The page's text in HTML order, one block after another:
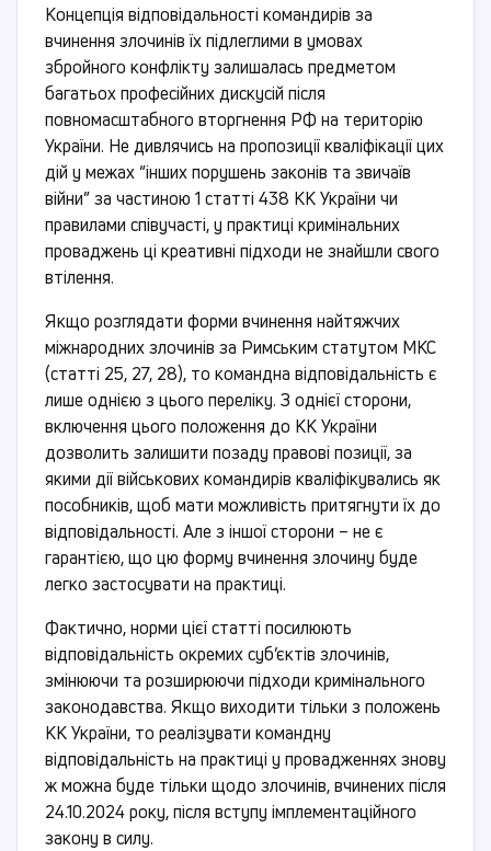
Концепція відповідальності командирів за
вчинення злочинів їх підлеглими в умовах
збройного конфлікту залишалась предметом
багатьох професійних дискусій після
повномасштабного вторгнення РФ на територію
України. Не дивлячись на пропозиції кваліфікації цих
дій у межах “інших порушень законів та звичаїв
війни” за частиною 1 статті 438 КК України чи
правилами співучасті, у практиці кримінальних
проваджень ці креативні підходи не знайшли свого
втілення.
Якщо розглядати форми вчинення найтяжчих
міжнародних злочинів за Римським статутом МКС
(статті 25, 27, 28), то командна відповідальність є
лише однією з цього переліку. З однієї сторони,
включення цього положення до КК України
дозволить залишити позаду правові позиції, за
якими дії військових командирів кваліфікувались як
пособників, щоб мати можливість притягнути їх до
відповідальності. Але з іншої сторони – не є
гарантією, що цю форму вчинення злочину буде
легко застосувати на практиці.
Фактично, норми цієї статті посилюють
відповідальність окремих суб’єктів злочинів,
змінюючи та розширюючи підходи кримінального
законодавства. Якщо виходити тільки з положень
КК України, то реалізувати командну
відповідальність на практиці у провадженнях знову
ж можна буде тільки щодо злочинів, вчинених після
24.10.2024 року, після вступу імплементаційного
закону в силу.